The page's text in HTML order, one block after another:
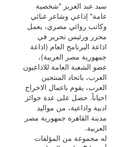
سيد عبد العزيز "شخصية
عامة" إذاعي وشاعر غنائي
وكاتب روائي مصري، يعمل
محرر ورئيس تحرير في
اذاعة البرنامج العام (اذاعة
جمهورية مصر العربية)،
عضو الشعبة العامة للاذاعيون
العرب، باتحاد المنتجين
العرب، يقوم باعمال الاخراج
احياناً. حصل على عدة جوائز
ادبية واذاعية، من مواليد
مدينة القاهرة جمهورية مصر
العربية.
له مجموعة من المؤلفات